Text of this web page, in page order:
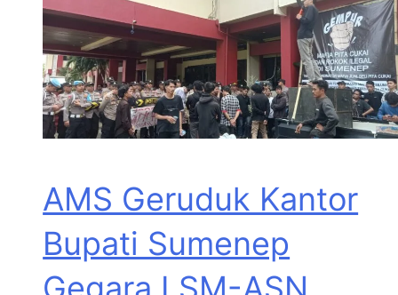
AMS Geruduk Kantor
Bupati Sumenep